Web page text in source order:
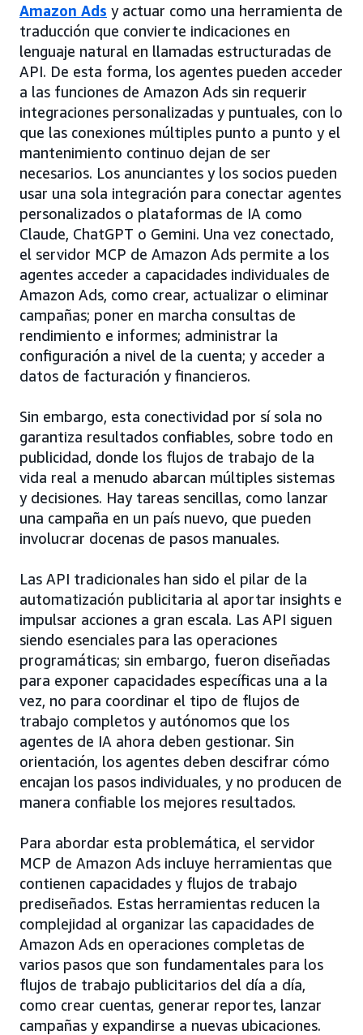
Amazon Ads y actuar como una herramienta de
traducción que convierte indicaciones en
lenguaje natural en llamadas estructuradas de
API. De esta forma, los agentes pueden acceder
a las funciones de Amazon Ads sin requerir
integraciones personalizadas y puntuales, con lo
que las conexiones múltiples punto a punto y el
mantenimiento continuo dejan de ser
necesarios. Los anunciantes y los socios pueden
usar una sola integración para conectar agentes
personalizados o plataformas de IA como
Claude, ChatGPT o Gemini. Una vez conectado,
el servidor MCP de Amazon Ads permite a los
agentes acceder a capacidades individuales de
Amazon Ads, como crear, actualizar o eliminar
campañas; poner en marcha consultas de
rendimiento e informes; administrar la
configuración a nivel de la cuenta; y acceder a
datos de facturación y financieros.
Sin embargo, esta conectividad por sí sola no
garantiza resultados confiables, sobre todo en
publicidad, donde los flujos de trabajo de la
vida real a menudo abarcan múltiples sistemas
y decisiones. Hay tareas sencillas, como lanzar
una campaña en un país nuevo, que pueden
involucrar docenas de pasos manuales.
Las API tradicionales han sido el pilar de la
automatización publicitaria al aportar insights e
impulsar acciones a gran escala. Las API siguen
siendo esenciales para las operaciones
programáticas; sin embargo, fueron diseñadas
para exponer capacidades específicas una a la
vez, no para coordinar el tipo de flujos de
trabajo completos y autónomos que los
agentes de IA ahora deben gestionar. Sin
orientación, los agentes deben descifrar cómo
encajan los pasos individuales, y no producen de
manera confiable los mejores resultados.
Para abordar esta problemática, el servidor
MCP de Amazon Ads incluye herramientas que
contienen capacidades y flujos de trabajo
prediseñados. Estas herramientas reducen la
complejidad al organizar las capacidades de
Amazon Ads en operaciones completas de
varios pasos que son fundamentales para los
flujos de trabajo publicitarios del día a día,
como crear cuentas, generar reportes, lanzar
campañas y expandirse a nuevas ubicaciones.